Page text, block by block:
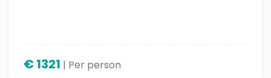
€1321 | Per person